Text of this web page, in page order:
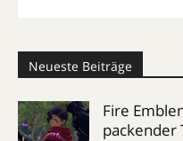
Neueste Beiträge
Fire
packender